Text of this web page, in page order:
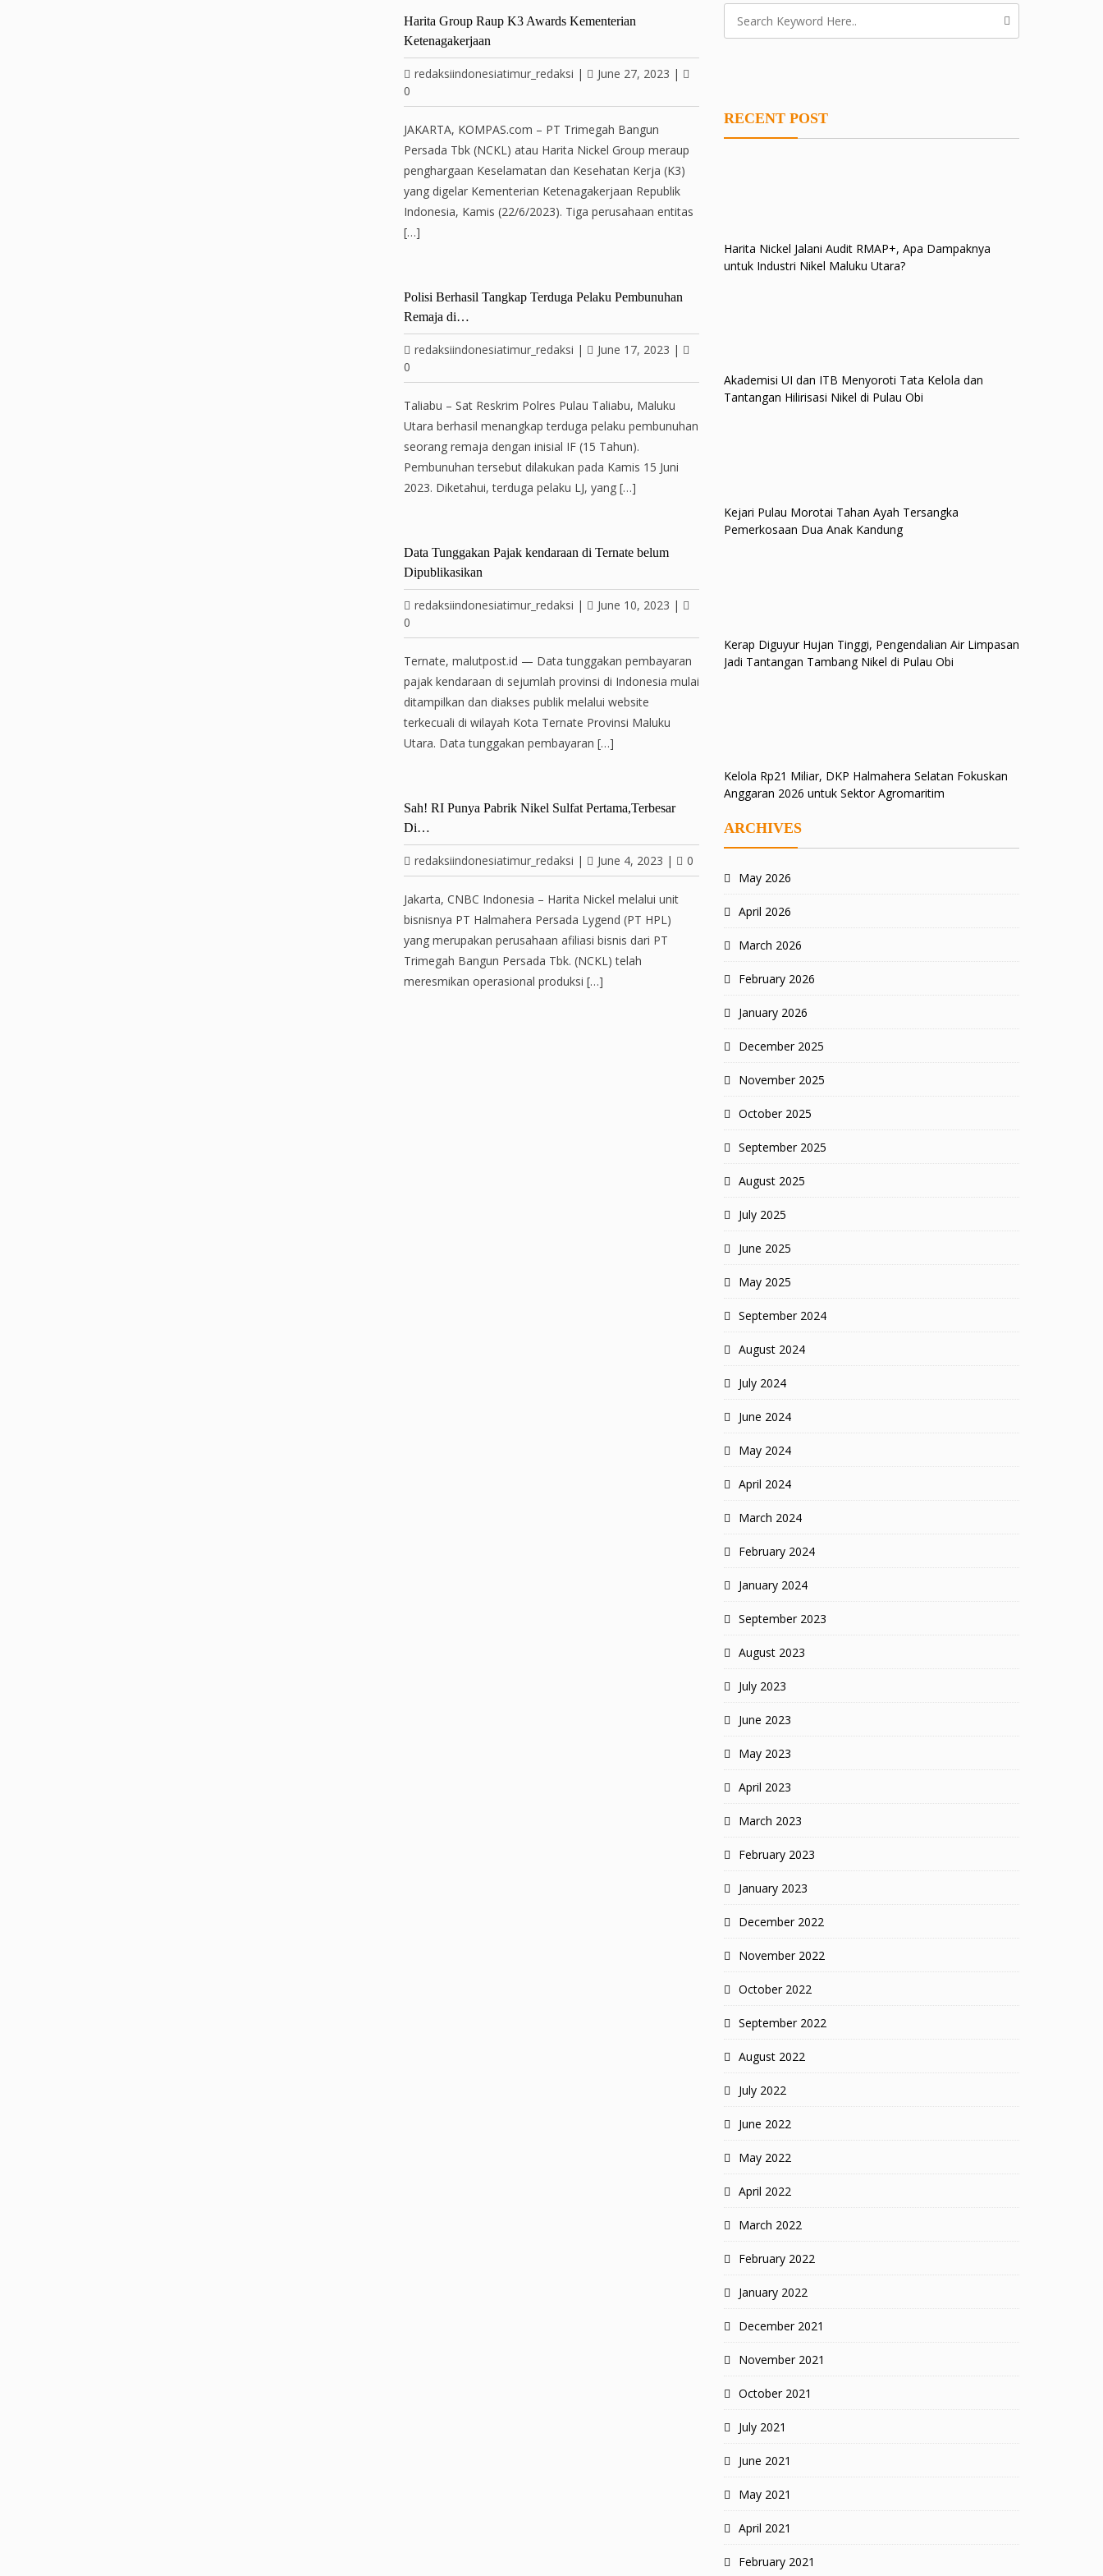
Harita Group Raup K3 Awards Kementerian
Ketenagakerjaan
redaksiindonesiatimur_redaksi | June 27, 2023 |
0
JAKARTA, KOMPAS.com – PT Trimegah Bangun
Persada Tbk (NCKL) atau Harita Nickel Group meraup
penghargaan Keselamatan dan Kesehatan Kerja (K3)
yang digelar Kementerian Ketenagakerjaan Republik
Indonesia, Kamis (22/6/2023). Tiga perusahaan entitas
[…]
Polisi Berhasil Tangkap Terduga Pelaku Pembunuhan
Remaja di…
redaksiindonesiatimur_redaksi | June 17, 2023 |
0
Taliabu – Sat Reskrim Polres Pulau Taliabu, Maluku
Utara berhasil menangkap terduga pelaku pembunuhan
seorang remaja dengan inisial IF (15 Tahun).
Pembunuhan tersebut dilakukan pada Kamis 15 Juni
2023. Diketahui, terduga pelaku LJ, yang […]
Data Tunggakan Pajak kendaraan di Ternate belum
Dipublikasikan
redaksiindonesiatimur_redaksi | June 10, 2023 |
0
Ternate, malutpost.id — Data tunggakan pembayaran
pajak kendaraan di sejumlah provinsi di Indonesia mulai
ditampilkan dan diakses publik melalui website
terkecuali di wilayah Kota Ternate Provinsi Maluku
Utara. Data tunggakan pembayaran […]
Sah! RI Punya Pabrik Nikel Sulfat Pertama,Terbesar
Di…
redaksiindonesiatimur_redaksi | June 4, 2023 | 0
Jakarta, CNBC Indonesia – Harita Nickel melalui unit
bisnisnya PT Halmahera Persada Lygend (PT HPL)
yang merupakan perusahaan afiliasi bisnis dari PT
Trimegah Bangun Persada Tbk. (NCKL) telah
meresmikan operasional produksi […]
RECENT POST
Harita Nickel Jalani Audit RMAP+, Apa Dampaknya
untuk Industri Nikel Maluku Utara?
Akademisi UI dan ITB Menyoroti Tata Kelola dan
Tantangan Hilirisasi Nikel di Pulau Obi
Kejari Pulau Morotai Tahan Ayah Tersangka
Pemerkosaan Dua Anak Kandung
Kerap Diguyur Hujan Tinggi, Pengendalian Air Limpasan
Jadi Tantangan Tambang Nikel di Pulau Obi
Kelola Rp21 Miliar, DKP Halmahera Selatan Fokuskan
Anggaran 2026 untuk Sektor Agromaritim
ARCHIVES
May 2026
April 2026
March 2026
February 2026
January 2026
December 2025
November 2025
October 2025
September 2025
August 2025
July 2025
June 2025
May 2025
September 2024
August 2024
July 2024
June 2024
May 2024
April 2024
March 2024
February 2024
January 2024
September 2023
August 2023
July 2023
June 2023
May 2023
April 2023
March 2023
February 2023
January 2023
December 2022
November 2022
October 2022
September 2022
August 2022
July 2022
June 2022
May 2022
April 2022
March 2022
February 2022
January 2022
December 2021
November 2021
October 2021
July 2021
June 2021
May 2021
April 2021
February 2021